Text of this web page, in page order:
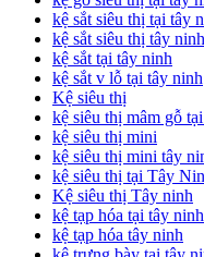
kệ sắt siêu thị tại tây
kệ sắt siêu thị tây ninh
kệ sắt tại tây ninh
kệ sắt v lỗ tại tây ninh
Kệ siêu thị
kệ siêu thị mâm gỗ
kệ siêu thị mini
kệ siêu thị mini tây
kệ siêu thị tại Tây
Kệ siêu thị Tây ninh
kệ tạp hóa tại tây ninh
kệ tạp hóa tây ninh